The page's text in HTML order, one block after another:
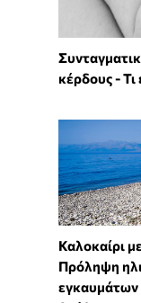
κέρδους - Τι
Καλοκαίρι
Πρόληψη